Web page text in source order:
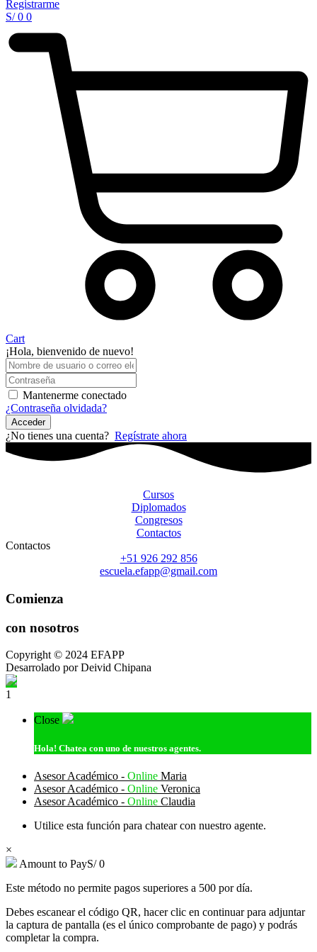
Registrarme
S/0 0
Cart
¡Hola, bienvenido de nuevo!
Mantenerme conectado
¿Contraseña olvidada?
Acceder
¿No tienes una cuenta? Regístrate ahora
Cursos
Diplomados
Congresos
Contactos
Contactos
+51 926 292 856
escuela.efapp@gmail.com
Comienza
con nosotros
Copyright © 2024 EFAPP
Desarrolado por Deivid Chipana
1
Close
Hola! Chatea con uno de nuestros agentes.
Asesor Académico - Online Maria
Asesor Académico - Online Veronica
Asesor Académico - Online Claudia
Utilice esta función para chatear con nuestro agente.
×
Amount to PayS/0
Este método no permite pagos superiores a 500 por día.
Debes escanear el código QR, hacer clic en continuar para adjuntar
la captura de pantalla (es el único comprobante de pago) y podrás
completar la compra.